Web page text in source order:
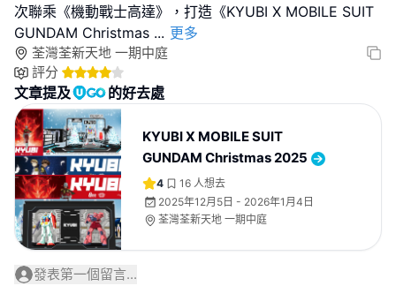
次聯乘《機動戰士高達》，打造《KYUBI X MOBILE SUIT
GUNDAM Christmas ... 更多
荃灣荃新天地 一期中庭
評分
文章提及 的好去處
KYUBI X MOBILE SUIT
GUNDAM Christmas 2025
4 16 人想去
2025年12月5日 - 2026年1月4日
荃灣荃新天地 一期中庭
發表第一個留言...